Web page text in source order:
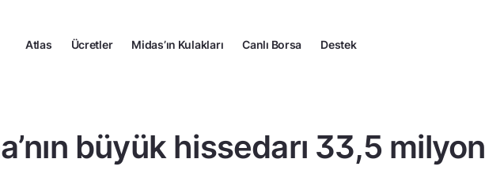
Atlas Ücretler Midas’ın Kulakları Canlı Borsa Destek
büyük hissedarı 33,5 milyon